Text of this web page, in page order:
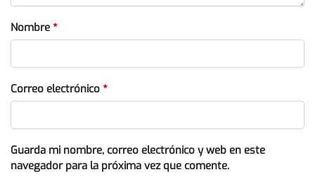
Nombre *
Correo electrónico *
Guarda mi nombre, correo electrónico y web en este
navegador para la próxima vez que comente.